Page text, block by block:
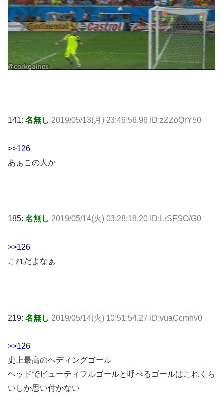
141: 名無し 2019/05/13(月) 23:46:56.96 ID:zZZoQrY50
>>126
あぁこの人か
185: 名無し 2019/05/14(火) 03:28:18.20 ID:LrSFSO/G0
>>126
これだよなぁ
219: 名無し 2019/05/14(火) 10:51:54.27 ID:vuaCcmhv0
>>126
史上最高のヘディングゴール
ヘッドでビューティフルゴールと呼べるゴールはこれくら
いしか思い付かない